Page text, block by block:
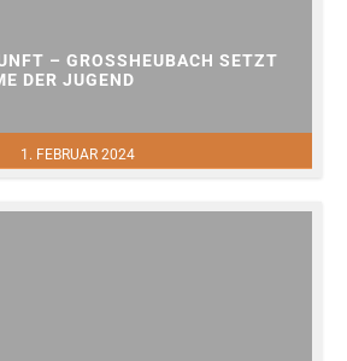
1. FEBRUAR 2024
– GROSSHEUBACH SETZT A
DER JUGEND